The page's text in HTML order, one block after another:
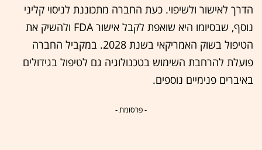
הדרך לאישור ולשיפוי. כעת החברה מתכוננת לניסוי קליני
נוסף, שבסיומו היא שואפת לקבל אישור FDA ולהשיק את
הטיפול בשוק האמריקאי בשנת 2028. במקביל החברה
פועלת להרחבת השימוש בטכנולוגיה גם לטיפול בגידולים
באיברים פנימיים נוספים.
- פרסומת -